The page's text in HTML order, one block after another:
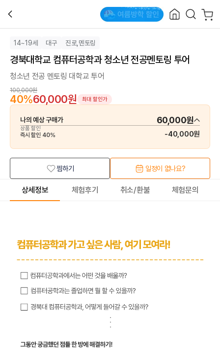
14~19세 대구 진로,멘토링
경북대학교 컴퓨터공학과 청소년 전공멘토링 투어
청소년 전공 멘토링 대학교 투어
100,000원
40%60,000원 최대 할인가
나의 예상 구매가 60,000원
상품 할인
즉시 할인 40% -40,000원
찜하기 일정이 없나요?
상세정보 체험후기 취소/환불 체험문의